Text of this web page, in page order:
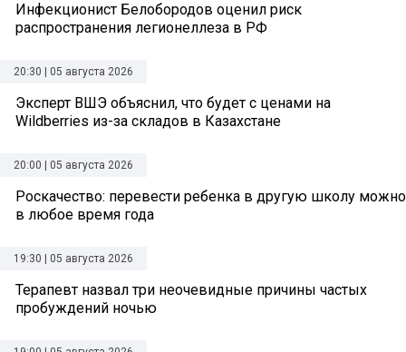
Инфекционист Белобородов оценил риск
распространения легионеллеза в РФ
20:30 | 05 августа 2026
Эксперт ВШЭ объяснил, что будет с ценами на
Wildberries из-за складов в Казахстане
20:00 | 05 августа 2026
Роскачество: перевести ребенка в другую школу можно
в любое время года
19:30 | 05 августа 2026
Терапевт назвал три неочевидные причины частых
пробуждений ночью